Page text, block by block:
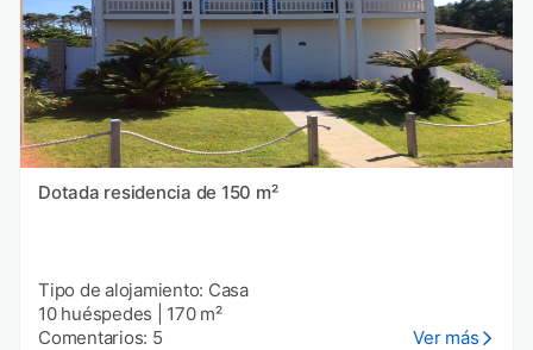
Dotada residencia de 150 m²
Tipo de alojamiento: Casa
10 huéspedes
170 m²
Comentarios: 5
Ver más